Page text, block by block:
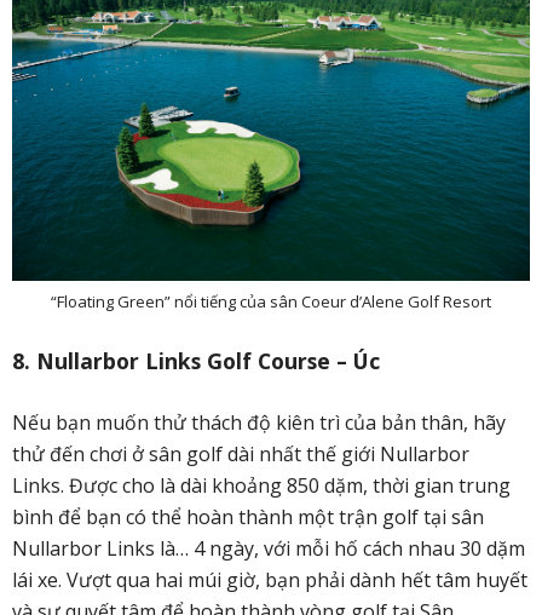
“Floating Green” nổi tiếng của sân Coeur d’Alene Golf Resort
8. Nullarbor Links Golf Course – Úc
Nếu bạn muốn thử thách độ kiên trì của bản thân, hãy
thử đến chơi ở sân golf dài nhất thế giới Nullarbor
Links. Được cho là dài khoảng 850 dặm, thời gian trung
bình để bạn có thể hoàn thành một trận golf tại sân
Nullarbor Links là… 4 ngày, với mỗi hố cách nhau 30 dặm
lái xe. Vượt qua hai múi giờ, bạn phải dành hết tâm huyết